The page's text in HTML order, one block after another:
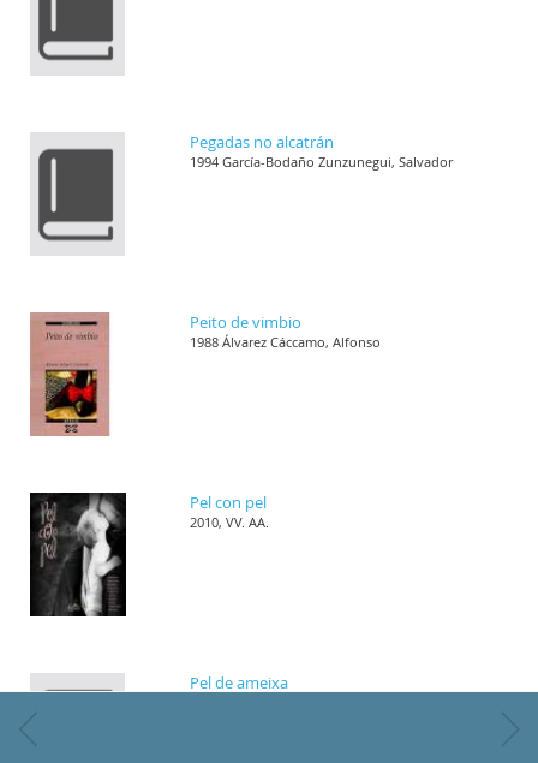
Pegadas no alcatrán
1994 García-Bodaño Zunzunegui, Salvador
Peito de vimbio
1988 Álvarez Cáccamo, Alfonso
Pel con pel
2010, VV. AA.
Pel de ameixa